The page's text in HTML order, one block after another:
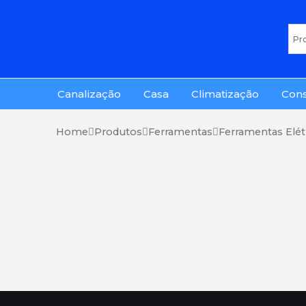
Canalização Casa Climatização
Home Produtos Ferramentas Ferramentas